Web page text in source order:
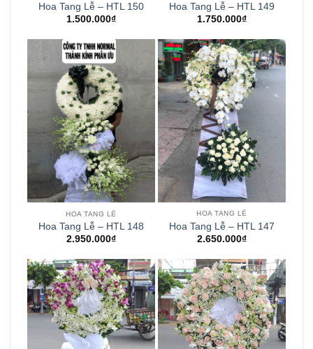
Hoa Tang Lễ – HTL 150
1.500.000₫
Hoa Tang Lễ – HTL 149
1.750.000₫
HOA TANG LỄ
Hoa Tang Lễ – HTL 148
2.950.000₫
HOA TANG LỄ
Hoa Tang Lễ – HTL 147
2.650.000₫